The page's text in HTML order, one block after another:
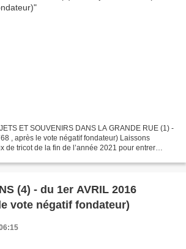
ET SOUVENIRS DANS LA GRANDE RUE (1) -
, après le vote négatif fondateur) Laissons
de tricot de la fin de l’année 2021 pour entrer
(4) - du 1er AVRIL 2016
vote négatif fondateur)